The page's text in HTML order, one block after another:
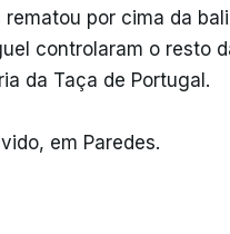
por cima da
controlaram o resto
da Taça de Portugal.
em Paredes.